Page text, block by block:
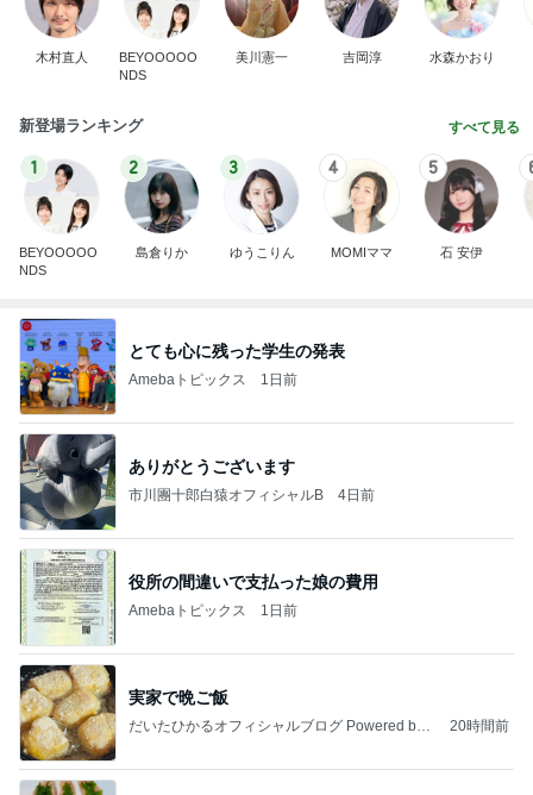
木村直人
BEYOOOOO
NDS
美川憲一 吉岡淳 水森かおり
新登場ランキング すべて見る
1
BEYOOOOO
NDS
2
島倉りか
3
ゆうこりん
4
MOMIママ
5
石 安伊
とても心に残った学生の発表
Amebaトピックス 1日前
ありがとうございます
市川團十郎白猿オフィシャルB 4日前
役所の間違いで支払った娘の費用
Amebaトピックス 1日前
実家で晩ご飯
だいたひかるオフィシャルブログ Powered by
20時間前